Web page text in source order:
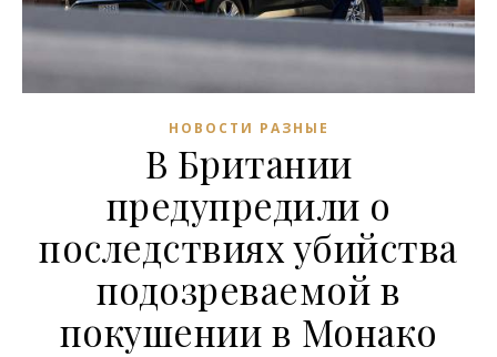
НОВОСТИ РАЗНЫЕ
В Британии
предупредили о
последствиях убийства
подозреваемой в
покушении в Монако